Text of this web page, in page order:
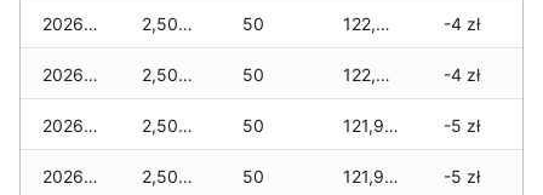
2026-08-03 2,500 zł 50 122,800 zł -4 zł
2026-08-02 2,500 zł 50 122,350 zł -4 zł
2026-08-01 2,500 zł 50 121,910 zł -5 zł
2026-07-31 2,500 zł 50 121,910 zł -5 zł